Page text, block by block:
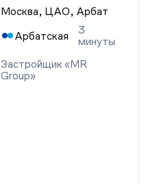
Москва, ЦАО, Арбат
Арбатская
3
минуты
Застройщик «MR
Group»